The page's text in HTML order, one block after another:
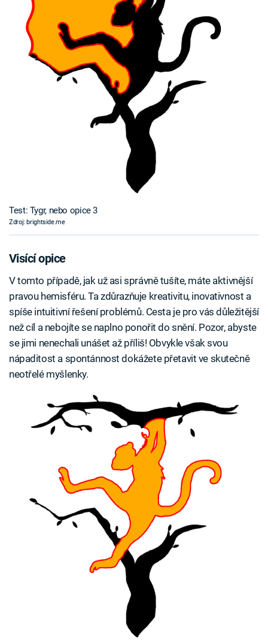
Test: Tygr, nebo opice 3
Zdroj: brightside.me
Visící opice
V tomto případě, jak už asi správně tušíte, máte aktivnější
pravou hemisféru. Ta zdůrazňuje kreativitu, inovativnost a
spíše intuitivní řešení problémů. Cesta je pro vás důležitější
než cíl a nebojíte se naplno ponořit do snění. Pozor, abyste
se jimi nenechali unášet až příliš! Obvykle však svou
nápaditost a spontánnost dokážete přetavit ve skutečně
neotřelé myšlenky.